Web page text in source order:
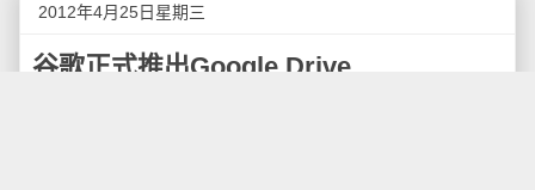
2012年4月25日星期三
谷歌正式推出Google Drive